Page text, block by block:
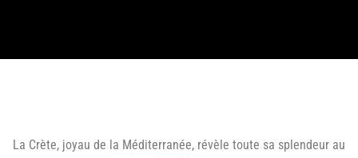
La Crète, joyau de la Méditerranée, révèle toute sa splendeur au